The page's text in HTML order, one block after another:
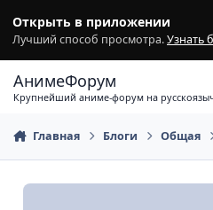
Открыть в приложении
Лучший способ просмотра.Узнать
АнимеФорум
Крупнейший аниме-форум на
Главная Блоги Общая